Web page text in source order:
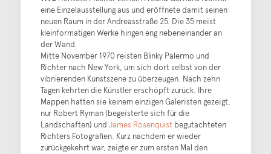
eine Einzelausstellung aus und eröffnete damit seinen
neuen Raum in der Andreasstraße 25. Die 35 meist
kleinformatigen Werke hingen eng nebeneinander an
der Wand.
Mitte November 1970 reisten Blinky Palermo und
Richter nach New York, um sich dort selbst von der
vibrierenden Kunstszene zu überzeugen. Nach zehn
Tagen kehrten die Künstler erschöpft zurück. Ihre
Mappen hatten sie keinem einzigen Galeristen gezeigt,
nur Robert Ryman (begeisterte sich für die
Landschaften) und James Rosenquistbegutachteten
Richters Fotografien. Kurz nachdem er wieder
zurückgekehrt war, zeigte er zum ersten Mal den